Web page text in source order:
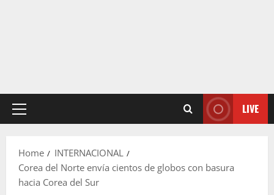
Primary
LIVE
Home
INTERNACIONAL
Corea del Norte envía cientos de globos con basura
hacia Corea del Sur